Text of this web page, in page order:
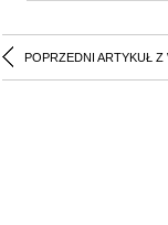
POPRZEDNI ARTYKUŁ Z